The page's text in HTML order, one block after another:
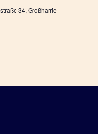
34, Großharrie